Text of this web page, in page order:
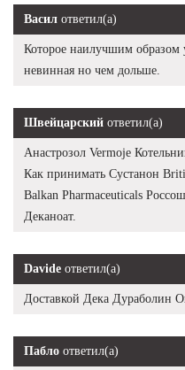
Васил ответил(а)
Которое наилучшим образом
невинная но чем дольше.
Швейцарский ответил(а)
Анастрозол Vermoje
Как принимать Сустанон
Balkan Pharmaceuticals
Деканоат.
Davide ответил(а)
Доставкой Дека Дураболин
Пабло ответил(а)